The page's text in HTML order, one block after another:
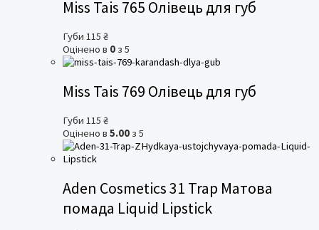
Miss Tais 765 Олівець для губ
Губи 115 ₴
Оцінено в 0 з 5
Miss Tais 769 Олівець для губ
Губи 115 ₴
Оцінено в 5.00 з 5
Aden Cosmetics 31 Trap Матова
помада Liquid Lipstick